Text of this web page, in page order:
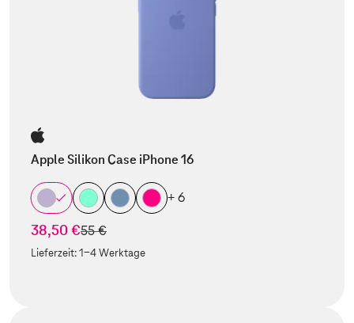
Apple Silikon Case iPhone 16
+ 6
38,50 €statt
55 €
Lieferzeit:1-4 Werktage